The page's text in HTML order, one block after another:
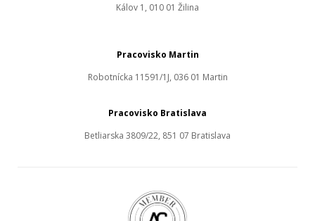
Pracovisko Martin
Robotnícka 11591/1J, 036 01 Martin
Kálov 1, 010 01 Žilina
Pracovisko Bratislava
Betliarska 3809/22, 851 07 Bratislava